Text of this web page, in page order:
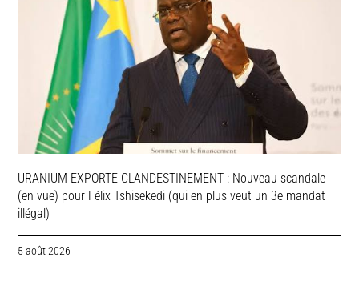
URANIUM EXPORTE CLANDESTINEMENT : Nouveau scandale
(en vue) pour Félix Tshisekedi (qui en plus veut un 3e mandat
illégal)
5 août 2026